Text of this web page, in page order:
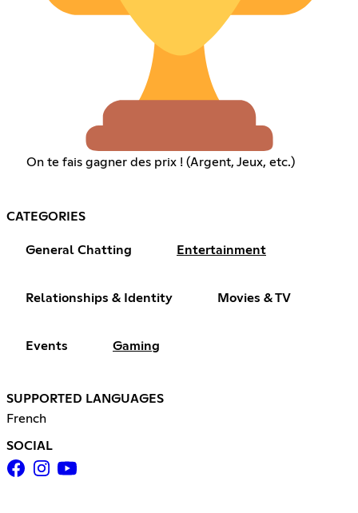
On te fais gagner des prix ! (Argent, Jeux, etc.)
CATEGORIES
General Chatting Entertainment
Relationships & Identity Movies & TV
Events Gaming
SUPPORTED LANGUAGES
French
SOCIAL